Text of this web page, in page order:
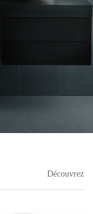
Découvrez